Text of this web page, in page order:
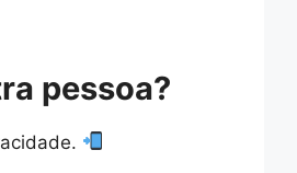
pessoa?